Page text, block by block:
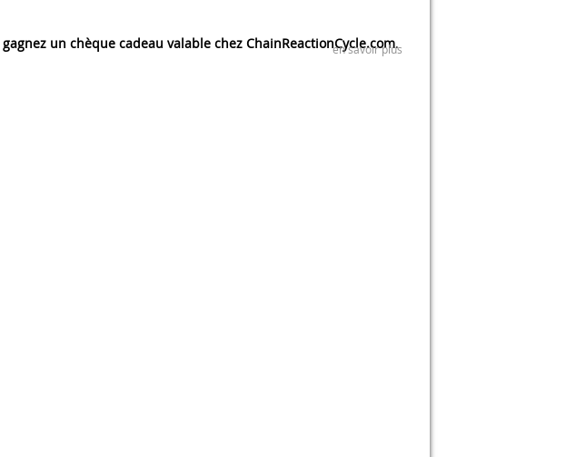
gagnez un chèque cadeau valable chez ChainReactionCycle.com.
en savoir plus